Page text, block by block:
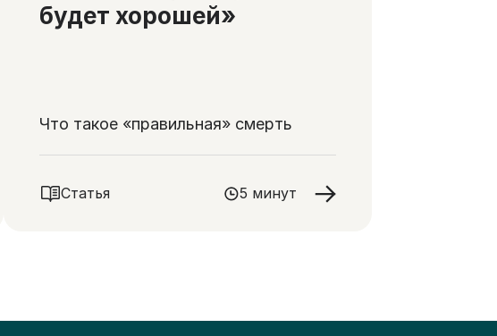
будет хорошей»
Что такое «правильная» смерть
Статья 5 минут